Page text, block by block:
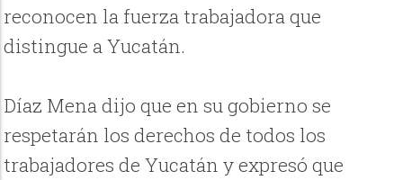
reconocen la fuerza trabajadora que
distingue a Yucatán.
Díaz Mena dijo que en su gobierno se
respetarán los derechos de todos los
trabajadores de Yucatán y expresó que